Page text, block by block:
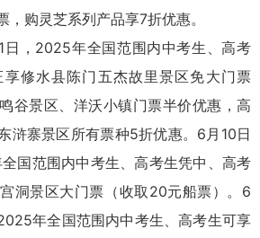
购灵芝系列产品享7折优惠。
日，2025年全国范围内中考生、高考
修水县陈门五杰故里景区免大门票
谷景区、洋沃小镇门票半价优惠，高
浒寨景区所有票种5折优惠。6月10日
国范围内中考生、高考生凭中、高考
洞景区大门票（收取20元船票）。6
年全国范围内中考生、高考生可享